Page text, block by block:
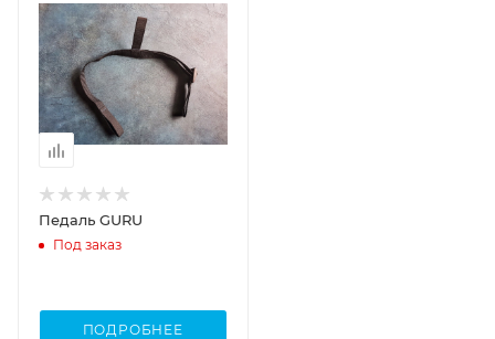
Педаль GURU
Под заказ
ПОДРОБНЕЕ